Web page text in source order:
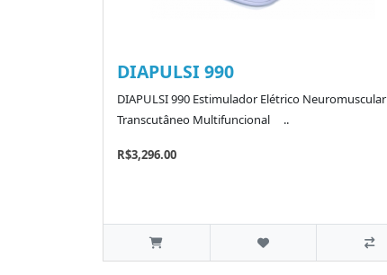
DIAPULSI 990
DIAPULSI 990 Estimulador Elétrico Neuromuscular
Transcutâneo Multifuncional ..
R$3,296.00